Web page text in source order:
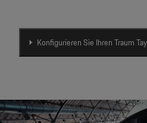
Konfigurieren Sie Ihren Traum
Video
Player